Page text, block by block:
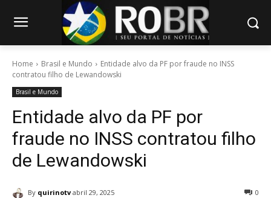
Home Brasil e Mundo
Entidade alvo da PF por fraude no INSS
contratou filho de Lewandowski
Brasil e Mundo
Entidade alvo da PF por
fraude no INSS contratou filho
de Lewandowski
By quirinotv abril 29, 2025 0